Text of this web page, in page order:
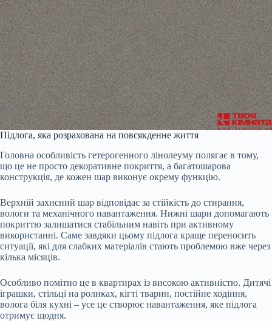
Підлога, яка розрахована на повсякденне життя
Головна особливість гетерогенного лінолеуму полягає в тому,
що це не просто декоративне покриття, а багатошарова
конструкція, де кожен шар виконує окрему функцію.
Верхній захисний шар відповідає за стійкість до стирання,
вологи та механічного навантаження. Нижні шари допомагають
покриттю залишатися стабільним навіть при активному
використанні. Саме завдяки цьому підлога краще переносить
ситуації, які для слабких матеріалів стають проблемою вже через
кілька місяців.
Особливо помітно це в квартирах із високою активністю. Дитячі
іграшки, стільці на роликах, кігті тварин, постійне ходіння,
волога біля кухні – усе це створює навантаження, яке підлога
отримує щодня.